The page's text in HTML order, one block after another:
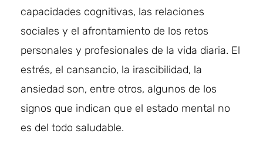
capacidades cognitivas, las relaciones
sociales y el afrontamiento de los retos
personales y profesionales de la vida diaria. El
estrés, el cansancio, la irascibilidad, la
ansiedad son, entre otros, algunos de los
signos que indican que el estado mental no
es del todo saludable.